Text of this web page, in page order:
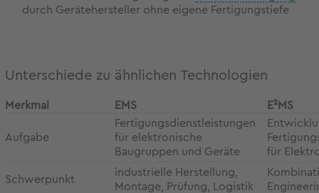
durch Gerätehersteller ohne eigene Fertigungstiefe
Unterschiede zu ähnlichen Technologien
Merkmal EMS E²MS
Aufgabe
Fertigungsdienstleistungen
für elektronische
Baugruppen und Geräte
für
Schwerpunkt
industrielle Herstellung,
Montage, Prüfung, Logistik